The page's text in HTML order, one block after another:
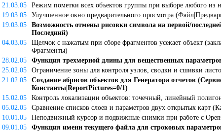
21.03.05
Режим пометки всех объектов группы при выборе любого из
19.03.05
Улучшенное окно предварительного просмотра
19.03.05
Возможность отмены рисовки символа на первой/
Последний)
04.03.05
Щелчок с нажатым при сборе фрагментов усекает объект
Фрагменты)
28.02.05
Функция трехмерной длины для вещественных
25.02.05
Ограничение зоны для контроля узлов, сводки и сшивки
21.02.05
Создание абрисов объектов для Генератора отчетов
Константы|ReportPictures=0/1)
15.02.05
Контроль локализации объектов: точечный, линейный
05.02.05
Сравнение списков слоев и параметров двух открытых карт
10.01.05
Неподвижный курсор и подвижные снимки при работе с
09.01.05
Функция имени текущего файла для строковых